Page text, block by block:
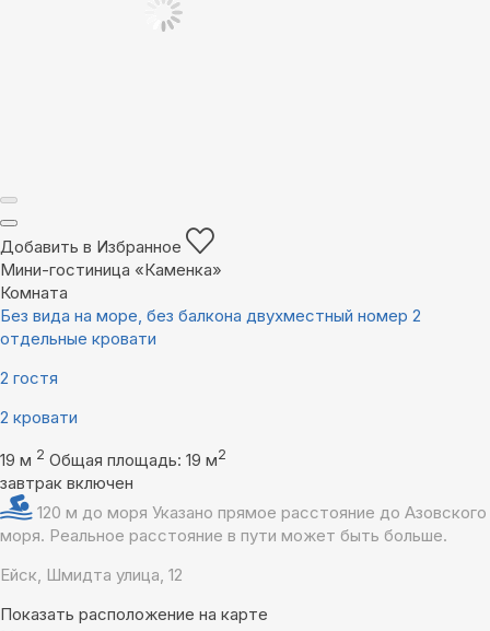
Добавить в Избранное
Мини-гостиница «Каменка»
Комната
Без вида на море, без балкона двухместный номер 2
отдельные кровати
2 гостя
2 кровати
19 м 2 Общая площадь: 19 м2
завтрак включен
120 м до моря Указано прямое расстояние до Азовского
моря. Реальное расстояние в пути может быть больше.
Ейск, Шмидта улица, 12
Показать расположение на карте